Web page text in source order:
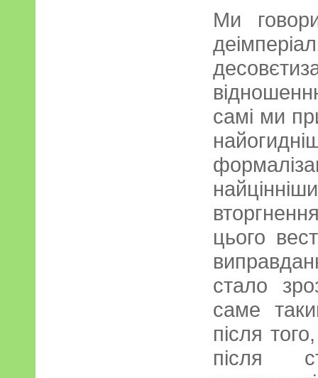
Ми
самі ми
цього
стало
саме
після
після